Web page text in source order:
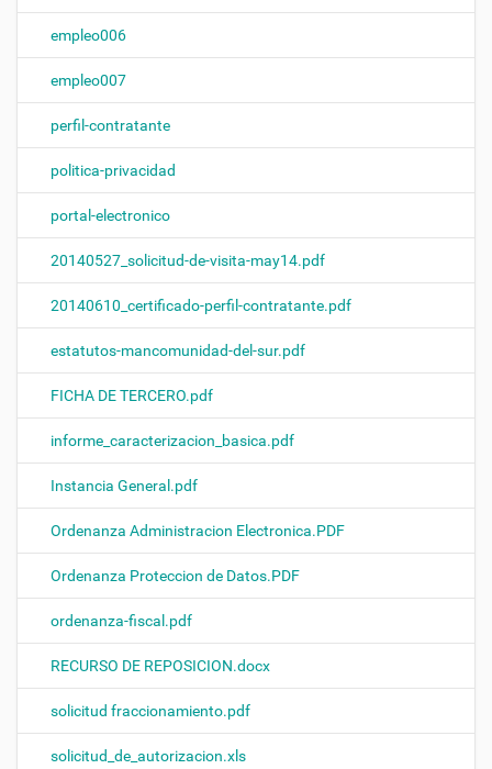
empleo006
empleo007
perfil-contratante
politica-privacidad
portal-electronico
20140527_solicitud-de-visita-may14.pdf
20140610_certificado-perfil-contratante.pdf
estatutos-mancomunidad-del-sur.pdf
FICHA DE TERCERO.pdf
informe_caracterizacion_basica.pdf
Instancia General.pdf
Ordenanza Administracion Electronica.PDF
Ordenanza Proteccion de Datos.PDF
ordenanza-fiscal.pdf
RECURSO DE REPOSICION.docx
solicitud fraccionamiento.pdf
solicitud_de_autorizacion.xls